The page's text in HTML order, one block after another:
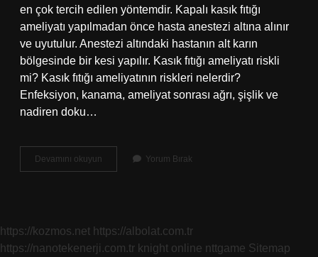
en çok tercih edilen yöntemdir. Kapalı kasık fıtığı
ameliyatı yapılmadan önce hasta anestezi altına alınır
ve uyutulur. Anestezi altındaki hastanın alt karın
bölgesinde bir kesi yapılır. Kasık fıtığı ameliyatı riskli
mi? Kasık fıtığı ameliyatının riskleri nelerdir?
Enfeksiyon, kanama, ameliyat sonrası ağrı, şişlik ve
nadiren doku…
Devamını okuyun
Fıtığı
Mı
Yorum Bırak
https://kozmos.net https://albolat.com.tr
https://nanotekenerji.com.tr knight online nttgame Sitemap